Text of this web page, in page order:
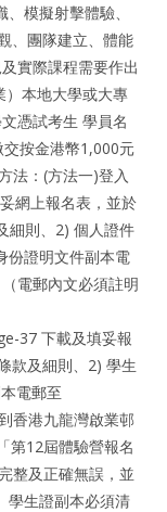
模擬射擊體驗、
、團隊建立、體能
實際課程需要作出
）本地大學或大專
憑試考生 學員名
按金港幣1,000元
法：(方法一)登入
網上報名表，並於
細則、2) 個人證件
份證明文件副本電
電郵內文必須註明
37 下載及填妥報
款及細則、2) 學生
電郵至
香港九龍灣啟業邨
第12屆體驗營報名
整及正確無誤，並
學生證副本必須清